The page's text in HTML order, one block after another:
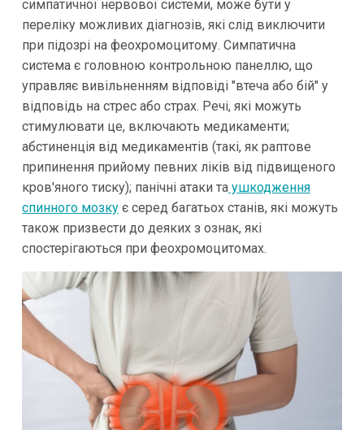
симпатичної нервової системи, може бути у
переліку можливих діагнозів, які слід виключити
при підозрі на феохромоцитому. Симпатична
система є головною контрольною панеллю, що
управляє вивільненням відповіді "втеча або бій" у
відповідь на стрес або страх. Речі, які можуть
стимулювати це, включають медикаменти;
абстиненція від медикаментів (такі, як раптове
припинення прийому певних ліків від підвищеного
кров'яного тиску); панічні атаки таушкодження
спинного мозкує серед багатьох станів, які можуть
також призвести до деяких з ознак, які
спостерігаються при феохромоцитомах.